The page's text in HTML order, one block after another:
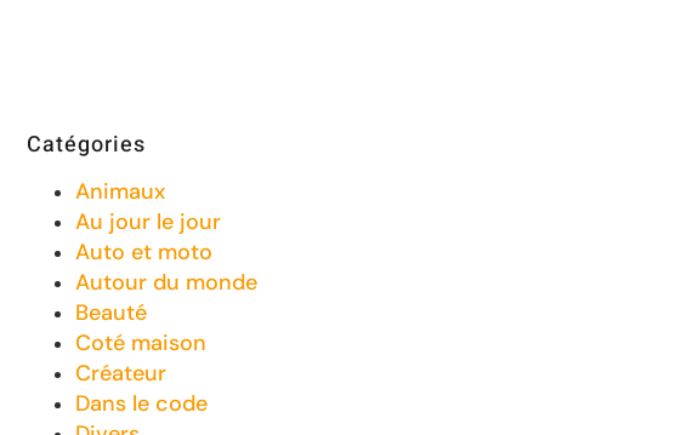
Catégories
Animaux
Au jour le jour
Auto et moto
Autour du monde
Beauté
Coté maison
Créateur
Dans le code